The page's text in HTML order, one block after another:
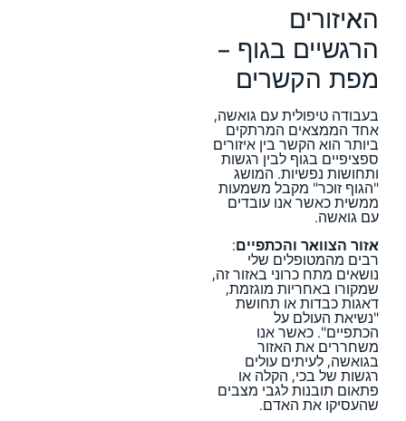
האיזורים
הרגשיים בגוף –
מפת הקשרים
בעבודה טיפולית עם גואשה,
אחד הממצאים המרתקים
ביותר הוא הקשר בין איזורים
ספציפיים בגוף לבין רגשות
ותחושות נפשיות. המושג
"הגוף זוכר" מקבל משמעות
ממשית כאשר אנו עובדים
עם גואשה.
אזור הצוואר והכתפיים:
רבים מהמטופלים שלי
נושאים מתח כרוני באזור זה,
שמקורו באחריות מוגזמת,
דאגות כבדות או תחושת
"נשיאת העולם על
הכתפיים". כאשר אנו
משחררים את האזור
בגואשה, לעיתים עולים
רגשות של בכי, הקלה או
פתאום תובנות לגבי מצבים
שהעסיקו את האדם.